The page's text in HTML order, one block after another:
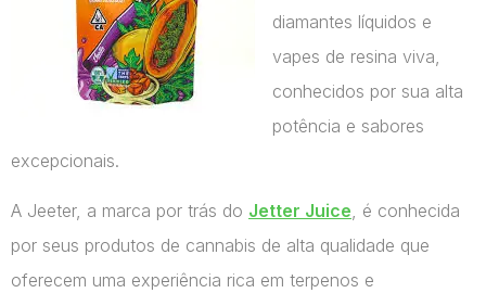
diamantes líquidos e
vapes de resina viva,
conhecidos por sua alta
potência e sabores
excepcionais.
A Jeeter, a marca por trás do Jetter Juice, é conhecida
por seus produtos de cannabis de alta qualidade que
oferecem uma experiência rica em terpenos e